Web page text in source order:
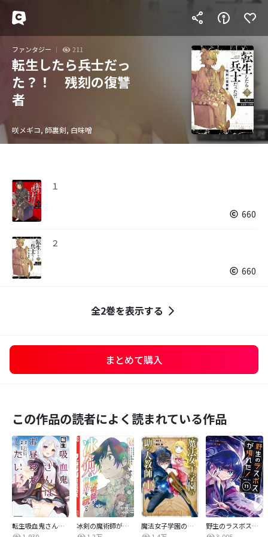
ファンタジー 211
転生したら兵士だっ
た？！ 残刻の復讐
者
咲メギコ, 師裏剣, 白味噌
１
660
２
660
全2巻を表示する
まとめて購入
この作品の読者によく読まれている作品
転生吸血鬼さんはお昼寝がしたい ～Please take care of me.～
冰剣の魔術師が世界を統べる 世界最強の魔術師である少年は、魔術学院に入学する
魔法女子学園の助っ人教師
野生のラスボスが現れた！ 黒翼の覇王